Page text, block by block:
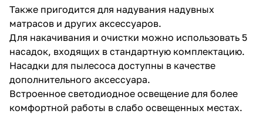
Также пригодится для надувания надувных
матрасов и других аксессуаров.
Для накачивания и очистки можно использовать 5
насадок, входящих в стандартную комплектацию.
Насадки для пылесоса доступны в качестве
дополнительного аксессуара.
Встроенное светодиодное освещение для более
комфортной работы в слабо освещенных местах.